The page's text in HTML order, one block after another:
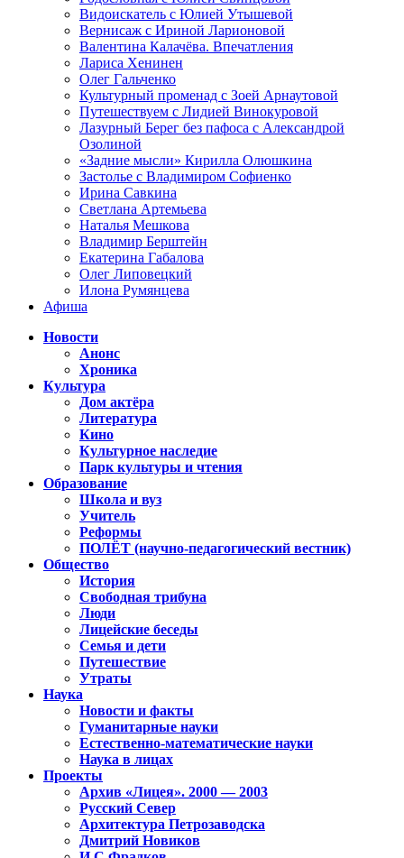
Видоискатель с Юлией Утышевой
Вернисаж с Ириной Ларионовой
Валентина Калачёва. Впечатления
Лариса Хенинен
Олег Гальченко
Культурный променад с Зоей Арнаутовой
Путешествуем с Лидией Винокуровой
Лазурный Берег без пафоса с Александрой
Озолиной
«Задние мысли» Кирилла Олюшкина
Застолье с Владимиром Софиенко
Ирина Савкина
Светлана Артемьева
Наталья Мешкова
Владимир Берштейн
Екатерина Габалова
Олег Липовецкий
Илона Румянцева
Афиша
Новости
Анонс
Хроника
Культура
Дом актёра
Литература
Кино
Культурное наследие
Парк культуры и чтения
Образование
Школа и вуз
Учитель
Реформы
ПОЛЁТ (научно-педагогический вестник)
Общество
История
Свободная трибуна
Люди
Лицейские беседы
Семья и дети
Путешествие
Утраты
Наука
Новости и факты
Гуманитарные науки
Естественно-математические науки
Наука в лицах
Проекты
Архив «Лицея». 2000 — 2003
Русский Север
Архитектура Петрозаводска
Дмитрий Новиков